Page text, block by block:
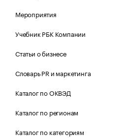
Мероприятия
Учебник РБК Компании
Статьи о бизнесе
Словарь PR и маркетинга
Каталог по ОКВЭД
Каталог по регионам
Каталог по категориям